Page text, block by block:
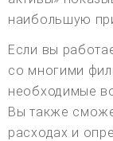
наибольшую
Если вы
со многими
необходимые
Вы также
расходах и